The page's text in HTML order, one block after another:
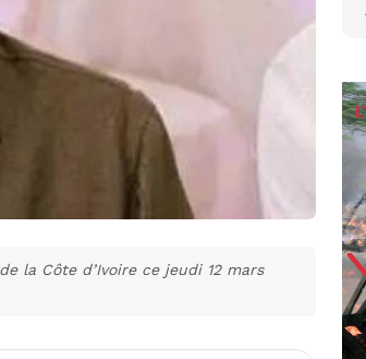
la Côte d’Ivoire ce jeudi 12 mars